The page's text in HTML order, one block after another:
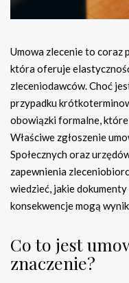
Umowa zlecenie to coraz
która oferuje
zleceniodawców. Choć
przypadku
obowiązki formalne,
Właściwe zgłoszenie
Społecznych oraz
zapewnienia
wiedzieć, jakie
konsekwencje mogą
Co to jest
znaczenie?